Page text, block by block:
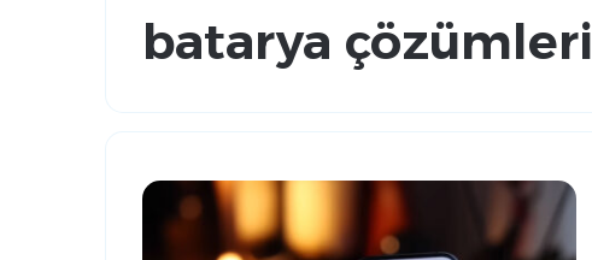
batarya çözümleri